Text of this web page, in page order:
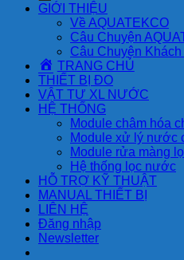
GIỚI THIỆU
Về AQUATEKCO
Câu Chuyện
Câu Chuyện Khách
TRANG CHỦ
THIẾT BỊ ĐO
VẬT TƯ XL NƯỚC
HỆ THỐNG
Module châm hóa
Module xử lý nước
Module rửa màng
Hệ thống lọc nước
HỖ TRỢ KỸ THUẬT
MANUAL THIẾT BỊ
LIÊN HỆ
Đăng nhập
Newsletter